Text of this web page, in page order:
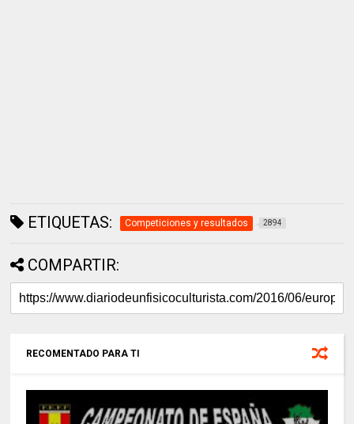
ETIQUETAS: Competiciones y resultados 2894
COMPARTIR:
RECOMENTADO PARA TI